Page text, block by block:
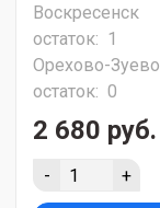
Воскресенск
остаток: 1
Орехово-Зуево
остаток: 0
2 680 руб.
- +